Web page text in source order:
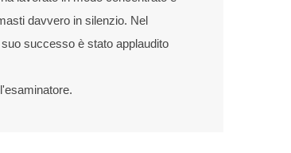
davvero in silenzio. Nel
successo è stato applaudito